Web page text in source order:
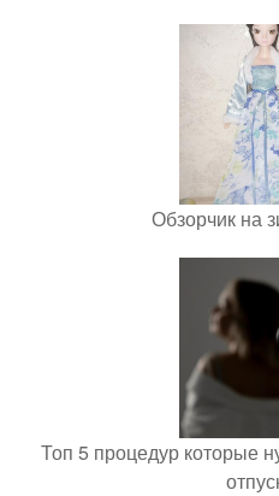
Обзорчик на
Топ 5 процедур которые